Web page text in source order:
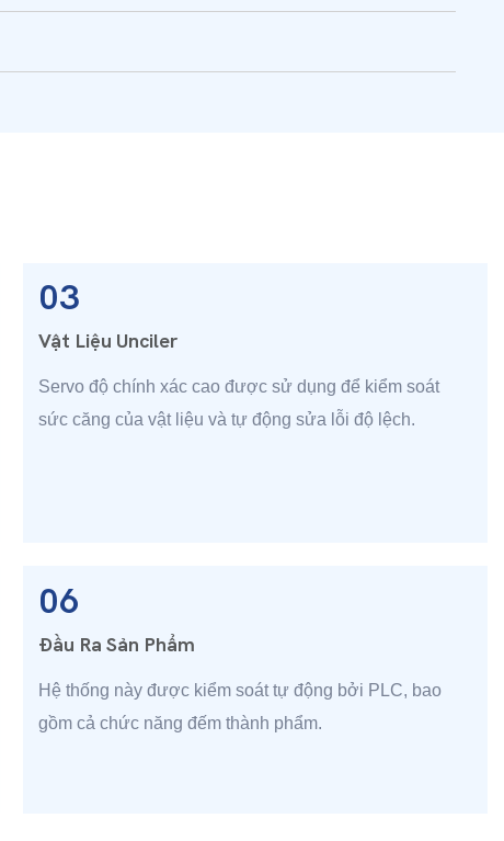
03
Vật Liệu Unciler
Servo độ chính xác cao được sử dụng để kiểm soát
sức căng của vật liệu và tự động sửa lỗi độ lệch.
06
Đầu Ra Sản Phẩm
Hệ thống này được kiểm soát tự động bởi PLC, bao
gồm cả chức năng đếm thành phẩm.